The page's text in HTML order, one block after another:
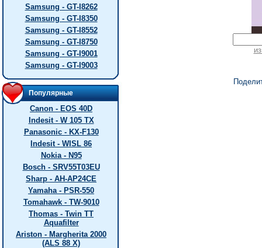
Samsung - GT-I8262
Samsung - GT-I8350
Samsung - GT-I8552
Samsung - GT-I8750
Samsung - GT-I9001
Samsung - GT-I9003
Популярные
Canon - EOS 40D
Indesit - W 105 TX
Panasonic - KX-F130
Indesit - WISL 86
Nokia - N95
Bosch - SRV55T03EU
Sharp - AH-AP24CE
Yamaha - PSR-550
Tomahawk - TW-9010
Thomas - Twin TT
Aquafilter
Ariston - Margherita 2000
(ALS 88 X)